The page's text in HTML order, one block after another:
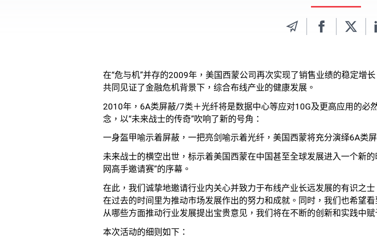
在“危与机”并存的2009年，美国西蒙公司再次实现了销售业绩的稳定增
共同见证了金融危机背景下，综合布线产业的健康发展。
2010年，6A类屏蔽/7类＋光纤将是数据中心等应对10G及更高应用的必
念，以“未来战士的传奇”吹响了新的号角：
一身盔甲喻示着屏蔽，一把亮剑喻示着光纤，美国西蒙将充分演绎6A类
未来战士的横空出世，标示着美国西蒙在中国甚至全球发展进入一个新
网高手邀请赛”的序幕。
在此，我们诚挚地邀请行业内关心并致力于布线产业长远发展的有识之
在过去的时间里为推动市场发展作出的努力和成就。同时，我们也希望
从哪些方面推动行业发展提出宝贵意见，我们将在不断的创新和实践中赋
本次活动的细则如下：